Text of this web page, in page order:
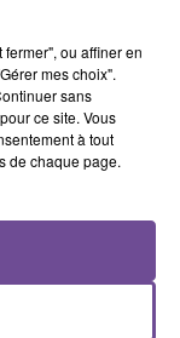
ou affiner en
mes choix".
sans
ce site. Vous
à tout
de chaque page.